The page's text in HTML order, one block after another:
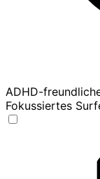
ADHD-
Fokussiertes